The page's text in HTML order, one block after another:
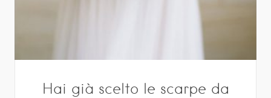
Hai già scelto le scarpe da